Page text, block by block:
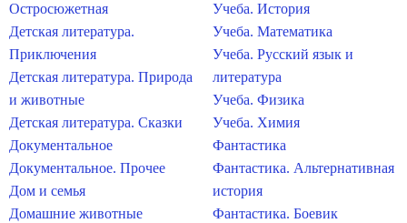
Остросюжетная
Детская литература.
Приключения
Детская литература. Природа
и животные
Детская литература. Сказки
Документальное
Документальное. Прочее
Дом и семья
Домашние животные
Учеба. История
Учеба. Математика
Учеба. Русский язык и
литература
Учеба. Физика
Учеба. Химия
Фантастика
Фантастика. Альтернативная
история
Фантастика. Боевик